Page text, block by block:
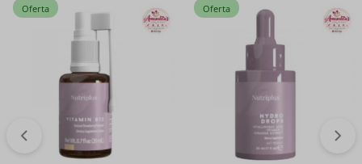
Oferta Oferta